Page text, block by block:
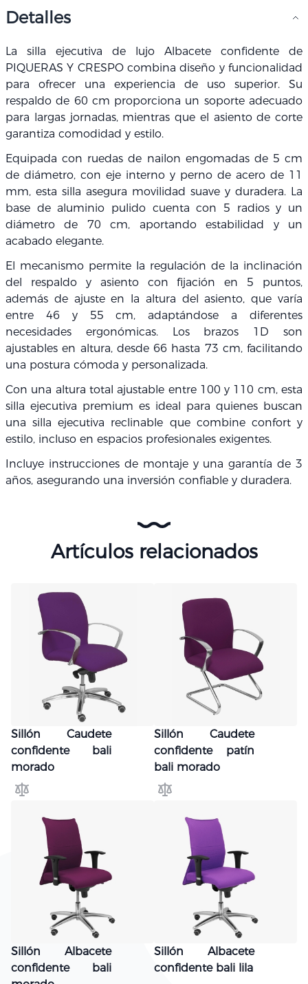
Detalles
La silla ejecutiva de lujo Albacete confidente de
PIQUERAS Y CRESPO combina diseño y funcionalidad
para ofrecer una experiencia de uso superior. Su
respaldo de 60 cm proporciona un soporte adecuado
para largas jornadas, mientras que el asiento de corte
garantiza comodidad y estilo.
Equipada con ruedas de nailon engomadas de 5 cm
de diámetro, con eje interno y perno de acero de 11
mm, esta silla asegura movilidad suave y duradera. La
base de aluminio pulido cuenta con 5 radios y un
diámetro de 70 cm, aportando estabilidad y un
acabado elegante.
El mecanismo permite la regulación de la inclinación
del respaldo y asiento con fijación en 5 puntos,
además de ajuste en la altura del asiento, que varía
entre 46 y 55 cm, adaptándose a diferentes
necesidades ergonómicas. Los brazos 1D son
ajustables en altura, desde 66 hasta 73 cm, facilitando
una postura cómoda y personalizada.
Con una altura total ajustable entre 100 y 110 cm, esta
silla ejecutiva premium es ideal para quienes buscan
una silla ejecutiva reclinable que combine confort y
estilo, incluso en espacios profesionales exigentes.
Incluye instrucciones de montaje y una garantía de 3
años, asegurando una inversión confiable y duradera.
Artículos relacionados
Sillón Caudete
confidente bali
morado
Añadir para comparar
Sillón Caudete
confidente patín
bali morado
Añadir para comparar
Sillón Albacete
confidente bali
Sillón Albacete
confidente bali lila